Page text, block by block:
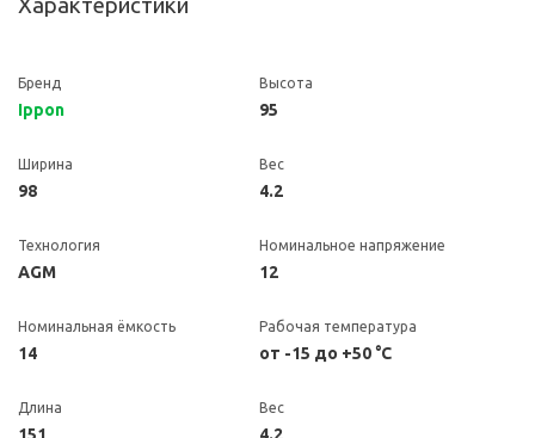
Характеристики
Бренд
Ippon
Высота
95
Ширина
98
Вес
4.2
Технология
AGM
Номинальное напряжение
12
Номинальная ёмкость
14
Рабочая температура
от -15 до +50 °C
Длина Вес